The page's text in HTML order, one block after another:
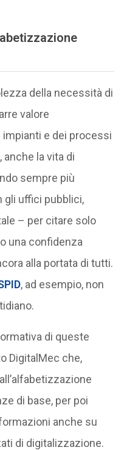
della necessità di
valore
impianti e dei processi
la vita di
sempre più
gli uffici pubblici,
– per citare solo
una confidenza
alla portata di tutti.
, ad esempio, non
di queste
DigitalMec che,
di base, per poi
anche su
di digitalizzazione.